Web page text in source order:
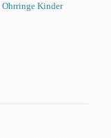
Ohrringe Kinder